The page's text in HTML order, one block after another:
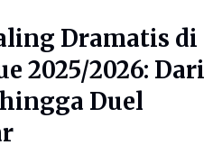
Dramatis di
2025/2026: Dari
Duel